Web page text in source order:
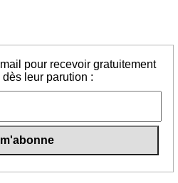
pour recevoir gratuitement
dès leur parution :